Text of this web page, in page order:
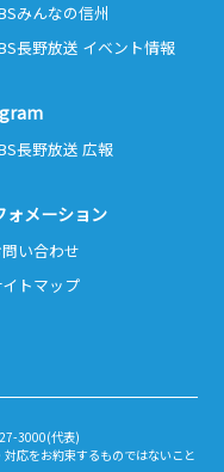
みんなの信州
長野放送 イベント情報
長野放送 広報
ォメーション
い合わせ
トマップ
3000(代表)
応をお約束するものではないこと